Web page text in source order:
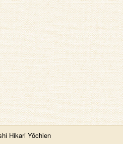
Hikari Yōchien